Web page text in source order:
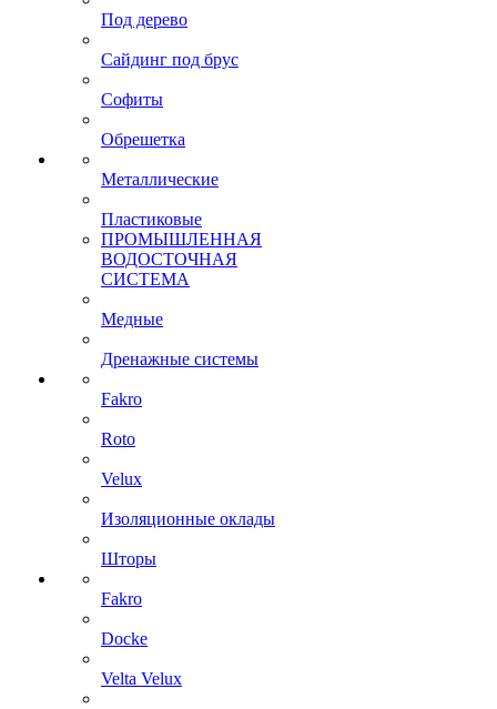
Под дерево
Сайдинг под брус
Софиты
Обрешетка
Металлические
Пластиковые
ПРОМЫШЛЕННАЯ
ВОДОСТОЧНАЯ
СИСТЕМА
Медные
Дренажные системы
Fakro
Roto
Velux
Изоляционные оклады
Шторы
Fakro
Docke
Velta Velux